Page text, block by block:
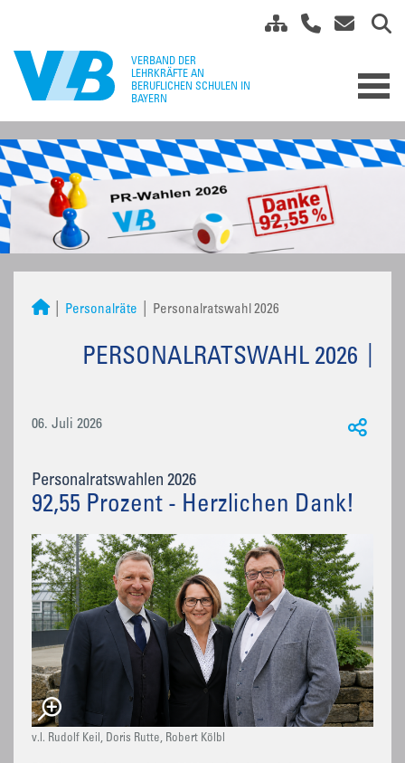
Personalräte Personalratswahl 2026
PERSONALRATSWAHL 2026
06. Juli 2026
Personalratswahlen 2026
92,55 Prozent - Herzlichen Dank!
v.l. Rudolf Keil, Doris Rutte, Robert Kölbl